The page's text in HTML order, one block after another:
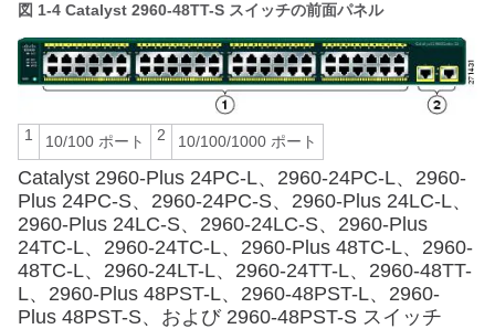
図 1-4 Catalyst 2960-48TT-S スイッチの前面パネル
1 10/100 ポート 2 10/100/1000 ポート
Catalyst 2960-Plus 24PC-L、2960-24PC-L、2960-
Plus 24PC-S、2960-24PC-S、2960-Plus 24LC-L、
2960-Plus 24LC-S、2960-24LC-S、2960-Plus
24TC-L、2960-24TC-L、2960-Plus 48TC-L、2960-
48TC-L、2960-24LT-L、2960-24TT-L、2960-48TT-
L、2960-Plus 48PST-L、2960-48PST-L、2960-
Plus 48PST-S、および 2960-48PST-S スイッチ